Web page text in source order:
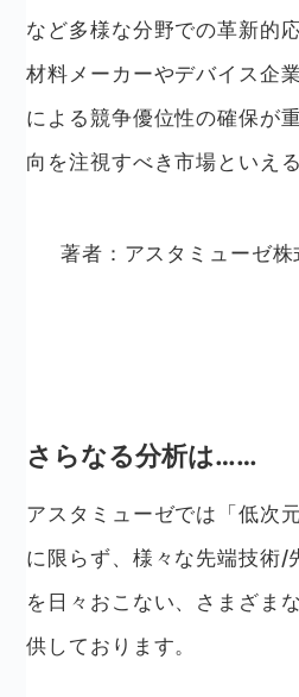
など多様な分野での革新的
材料メーカーやデバイス企
による競争優位性の確保が
向を注視すべき市場といえ
著者：アスタミューゼ
さらなる分析は……
アスタミューゼでは「低次
に限らず、様々な先端技術/
を日々おこない、さまざま
供しております。